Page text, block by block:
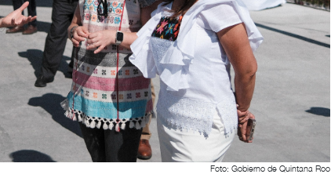
Foto: Gobierno de Quintana Roo